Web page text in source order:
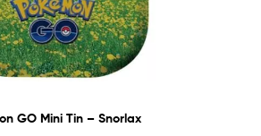
GO Mini Tin – Snorlax